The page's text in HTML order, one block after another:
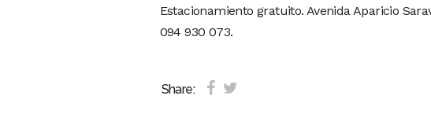
Estacionamiento gratuito. Avenida Aparicio
094 930 073.
Share: